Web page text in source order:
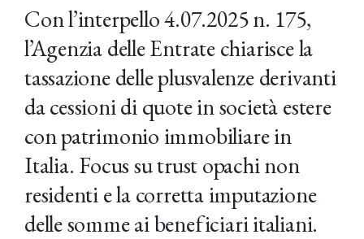
Con l’interpello 4.07.2025 n. 175,
l’Agenzia delle Entrate chiarisce la
tassazione delle plusvalenze derivanti
da cessioni di quote in società estere
con patrimonio immobiliare in
Italia. Focus su trust opachi non
residenti e la corretta imputazione
delle somme ai beneficiari italiani.